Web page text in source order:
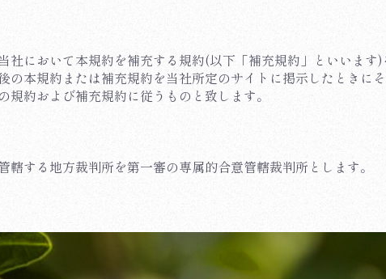
において本規約を補充する規約(以下「補充規約」といいます)
の本規約または補充規約を当社所定のサイトに掲示したときに
約および補充規約に従うものと致します。
する地方裁判所を第一審の専属的合意管轄裁判所とします。